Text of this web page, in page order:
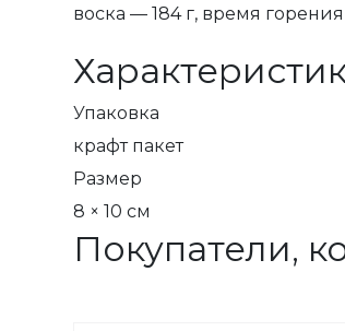
воска — 184 г, время горения
Упаковка
крафт пакет
Размер
8 × 10 см
Покупатели,